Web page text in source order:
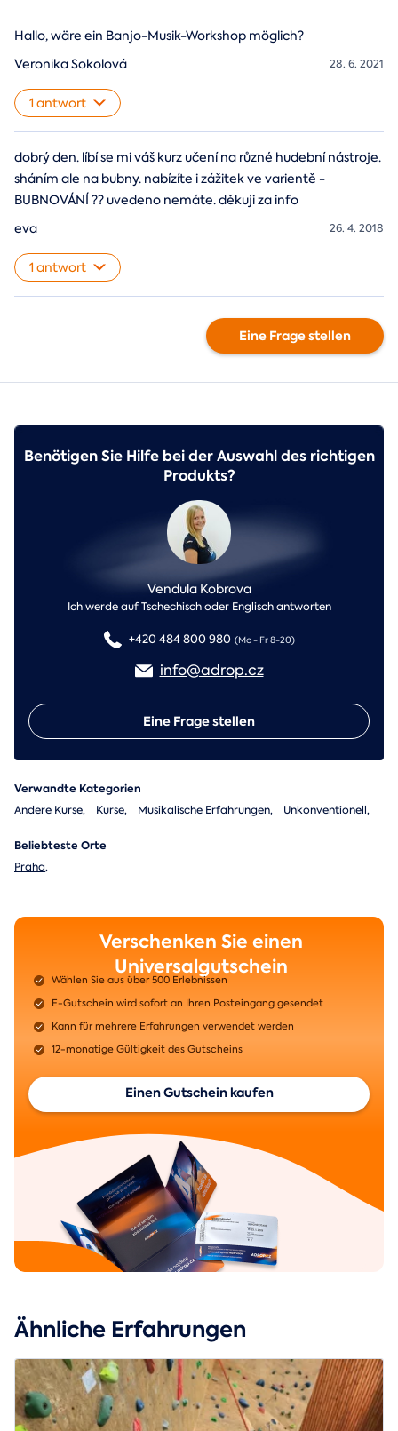
Hallo, wäre ein Banjo-Musik-Workshop möglich?
28. 6. 2021
Veronika Sokolová
1 antwort
dobrý den. líbí se mi váš kurz učení na různé hudební nástroje.
sháním ale na bubny. nabízíte i zážitek ve varientě -
BUBNOVÁNÍ ?? uvedeno nemáte. děkuji za info
26. 4. 2018
eva
1 antwort
Eine Frage stellen
Benötigen Sie Hilfe bei der Auswahl des richtigen
Produkts?
Vendula Kobrova
Ich werde auf Tschechisch oder Englisch antworten
+420 484 800 980 (Mo - Fr 8-20)
info@adrop.cz
Eine Frage stellen
Verwandte Kategorien
Andere Kurse, Kurse, Musikalische Erfahrungen, Unkonventionell,
Beliebteste Orte
Praha,
Verschenken Sie einen
Universalgutschein
Wählen Sie aus über 500 Erlebnissen
E-Gutschein wird sofort an Ihren Posteingang gesendet
Kann für mehrere Erfahrungen verwendet werden
12-monatige Gültigkeit des Gutscheins
Einen Gutschein kaufen
Ähnliche Erfahrungen